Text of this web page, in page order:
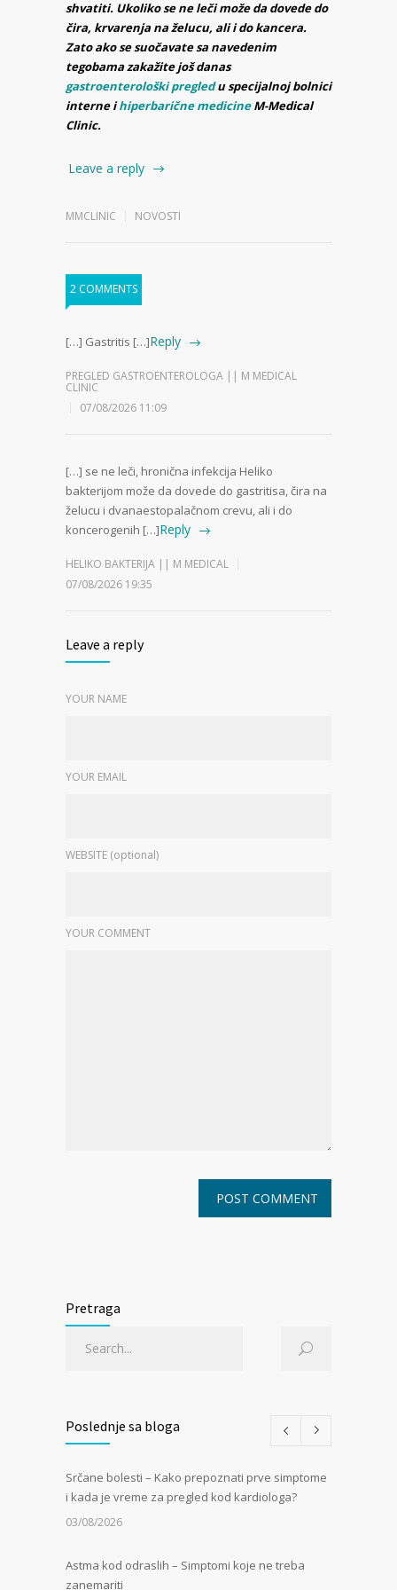
shvatiti. Ukoliko se ne leči može da dovede do
čira, krvarenja na želucu, ali i do kancera.
Zato ako se suočavate sa navedenim
tegobama zakažite još danas
gastroenterološki pregledu specijalnoj bolnici
interne ihiperbarične medicineM-Medical
Clinic.
Leave a reply
MMCLINIC NOVOSTI
2 COMMENTS
[…] Gastritis […]Reply
PREGLED GASTROENTEROLOGA || M MEDICAL
CLINIC
07/08/2026 11:09
[…] se ne leči, hronična infekcija Heliko
bakterijom može da dovede do gastritisa, čira na
želucu i dvanaestopalačnom crevu, ali i do
koncerogenih […]Reply
HELIKO BAKTERIJA || M MEDICAL
07/08/2026 19:35
Leave a reply
YOUR NAME
YOUR EMAIL
WEBSITE (optional)
YOUR COMMENT
Pretraga
Poslednje sa bloga
Srčane bolesti – Kako prepoznati prve simptome
i kada je vreme za pregled kod kardiologa?
03/08/2026
Astma kod odraslih – Simptomi koje ne treba
zanemariti